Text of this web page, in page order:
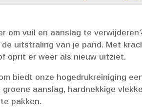
om vuil en aanslag te
uitstraling van je pand.​ Met
oprit er weer als nieuw uitziet.​
biedt onze hogedrukreiniging
aanslag, hardnekkige
pakken.​